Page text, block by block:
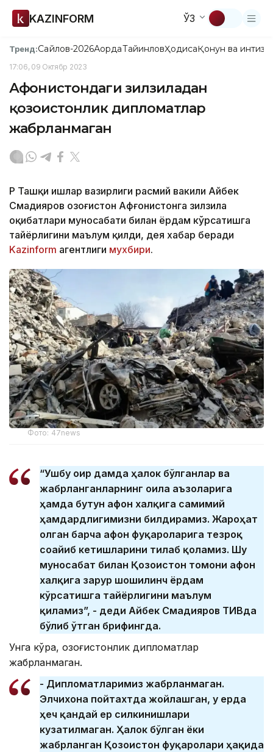
KAZINFORM ЎЗ
Тренд:Сайлов-2026АқордаТайинловҲодисаҚонун ва
17:06, 09 Октябр 2023
Афғонистондаги зилзиладан
қозоғистонлик дипломатлар
жабрланмаган
ҚР Ташқи ишлар вазирлиги расмий вакили Айбек
Смадияров Қозоғистон Афғонистонга зилзила
оқибатлари муносабати билан ёрдам кўрсатишга
тайёрлигини маълум қилди, дея хабар беради
Kazinform агентлиги мухбири.
Фото: 47news
“Ушбу оғир дамда ҳалок бўлганлар ва
жабрланганларнинг оила аъзоларига
ҳамда бутун афғон халқига самимий
ҳамдардлигимизни билдирамиз. Жароҳат
олган барча афғон фуқароларига тезроқ
соғайиб кетишларини тилаб қоламиз. Шу
муносабат билан Қозоғистон томони афғон
халқига зарур шошилинч ёрдам
кўрсатишга тайёрлигини маълум
қиламиз”, - деди Айбек Смадияров ТИВда
бўлиб ўтган брифингда.
Унга кўра, қозоғистонлик дипломатлар
жабрланмаган.
- Дипломатларимиз жабрланмаган.
Элчихона пойтахтда жойлашган, у ерда
ҳеч қандай ер силкинишлари
кузатилмаган. Ҳалок бўлган ёки
жабрланган Қозоғистон фуқаролари ҳақида